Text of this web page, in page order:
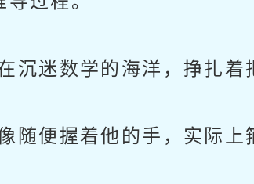
迷数学的海洋，挣扎着
便握着他的手，实际上